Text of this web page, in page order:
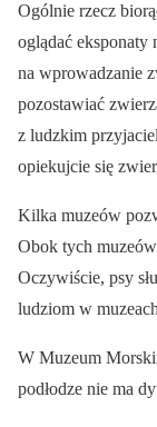
Ogólnie rzecz
oglądać eksponaty
na wprowadzanie
pozostawiać
z ludzkim
opiekujcie się
Kilka muzeów
Obok tych
Oczywiście, psy
ludziom w
W Muzeum
podłodze nie ma